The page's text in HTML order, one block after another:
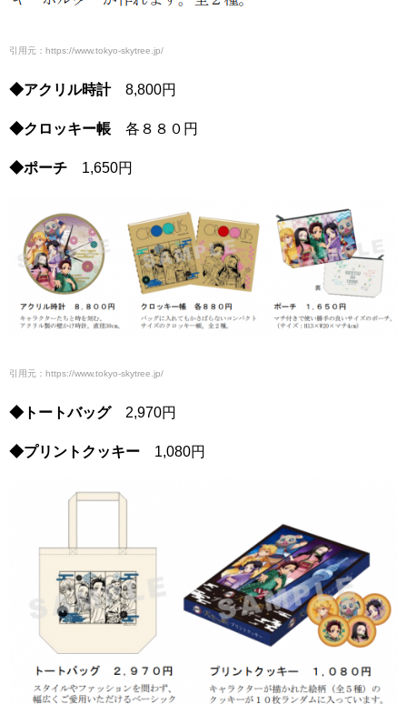
引用元：https://www.tokyo-skytree.jp/
◆アクリル時計8,800円
◆クロッキー帳 各８８０円
◆ポーチ 1,650円
引用元：https://www.tokyo-skytree.jp/
◆トートバッグ2,970円
◆プリントクッキー 1,080円